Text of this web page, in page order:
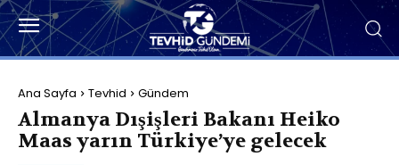
Ana Sayfa Tevhid Gündem
Almanya Dışişleri Bakanı Heiko
Maas yarın Türkiye’ye gelecek